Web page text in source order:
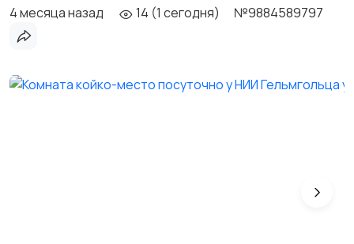
4 месяца назад 14 (1 сегодня) №9884589797